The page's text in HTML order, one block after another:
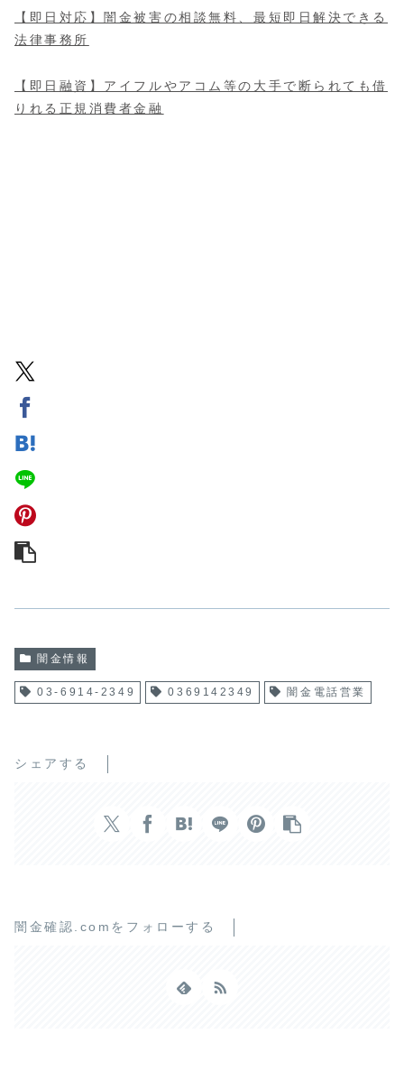
【即日対応】闇金被害の相談無料、最短即日解決できる
法律事務所
【即日融資】アイフルやアコム等の大手で断られても借
りれる正規消費者金融
闇金情報
03-6914-2349 0369142349 闇金電話営業
シェアする
闇金確認.comをフォローする